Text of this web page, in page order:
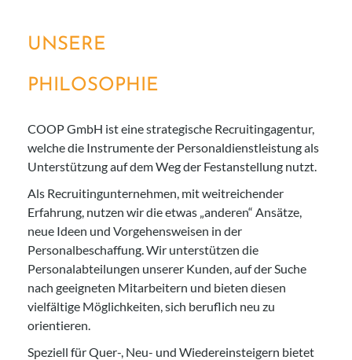
UNSERE
PHILOSOPHIE
COOP GmbH ist eine strategische Recruitingagentur,
welche die Instrumente der Personaldienstleistung als
Unterstützung auf dem Weg der Festanstellung nutzt.
Als Recruitingunternehmen, mit weitreichender
Erfahrung, nutzen wir die etwas „anderen“ Ansätze,
neue Ideen und Vorgehensweisen in der
Personalbeschaffung. Wir unterstützen die
Personalabteilungen unserer Kunden, auf der Suche
nach geeigneten Mitarbeitern und bieten diesen
vielfältige Möglichkeiten, sich beruflich neu zu
orientieren.
Speziell für Quer-, Neu- und Wiedereinsteigern bietet